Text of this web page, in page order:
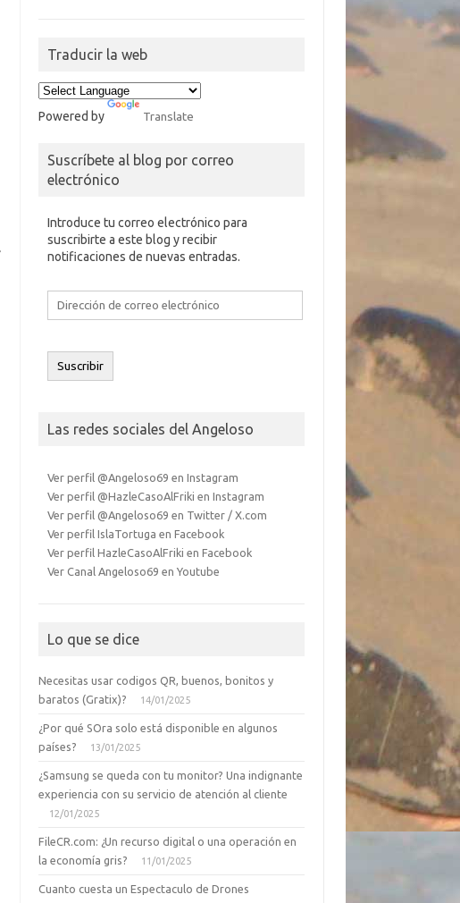
Traducir la web
Powered by Translate
Suscríbete al blog por correo
electrónico
Introduce tu correo electrónico para
suscribirte a este blog y recibir
notificaciones de nuevas entradas.
Dirección
electrónico
Suscribir
Las redes sociales del Angeloso
Ver perfil @Angeloso69 en Instagram
Ver perfil @HazleCasoAlFriki en Instagram
Ver perfil @Angeloso69 en Twitter / X.com
Ver perfil IslaTortuga en Facebook
Ver perfil HazleCasoAlFriki en Facebook
Ver Canal Angeloso69 en Youtube
Lo que se dice
Necesitas usar codigos QR, buenos, bonitos y
baratos (Gratix)?
14/01/2025
¿Por qué SOra solo está disponible en algunos
países?
13/01/2025
¿Samsung se queda con tu monitor? Una indignante
experiencia con su servicio de atención al cliente
12/01/2025
FileCR.com: ¿Un recurso digital o una operación en
la economía gris?
11/01/2025
Cuanto cuesta un Espectaculo de Drones